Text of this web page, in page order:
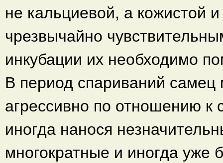
не кальциевой, а кожистой
чрезвычайно
инкубации их необходимо
В период спариваний самец
агрессивно по отношению к
иногда нанося
многократные и иногда уже